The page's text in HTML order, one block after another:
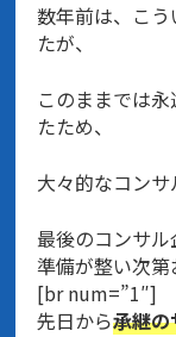
数年前は、こ
たが、
このままでは
たため、
大々的なコンサ
最後のコンサ
準備が整い次第
[br num=”1″]
先日から承継